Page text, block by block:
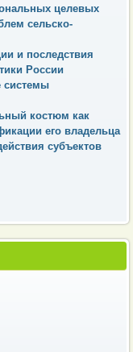
целевых
сельско-
и последствия
России
системы
костюм как
его владельца
субъектов